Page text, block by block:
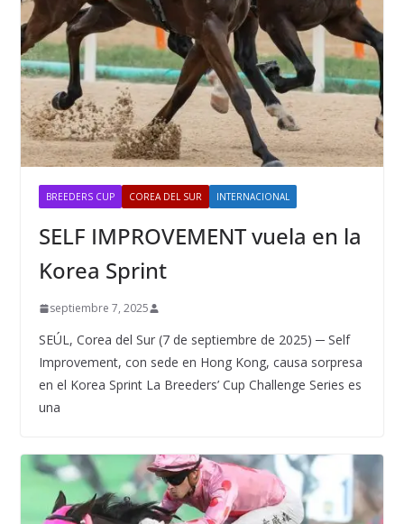
BREEDERS CUP COREA DEL SUR INTERNACIONAL
SELF IMPROVEMENT vuela en la
Korea Sprint
septiembre 7, 2025
SEÚL, Corea del Sur (7 de septiembre de 2025) ─ Self
Improvement, con sede en Hong Kong, causa sorpresa
en el Korea Sprint La Breeders’ Cup Challenge Series es
una